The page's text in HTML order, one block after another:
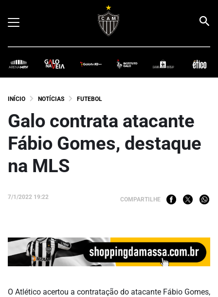
INÍCIO NOTÍCIAS FUTEBOL
Galo contrata atacante
Fábio Gomes, destaque
na MLS
7/1/2022 19:22 COMPARTILHE
O Atlético acertou a contratação do atacante Fábio Gomes,